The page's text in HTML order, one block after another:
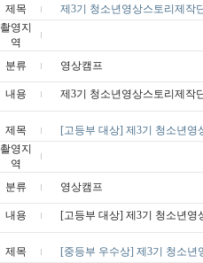
제목
제3기 청소년영상스토리제작
촬영지
역
분류 영상캠프
내용
제3기 청소년영상스토리제작
제목
[고등부 대상] 제3기 청소년
촬영지
역
분류 영상캠프
내용
[고등부 대상] 제3기 청소년영
제목
[중등부 우수상] 제3기 청소